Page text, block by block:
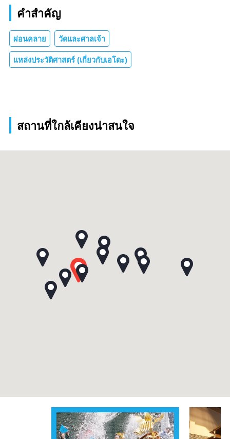
คำสำคัญ
ผ่อนคลาย วัดและศาลเจ้า
แหล่งประวัติศาสตร์ (เกี่ยวกับเอโดะ)
สถานที่ใกล้เคียงน่าสนใจ